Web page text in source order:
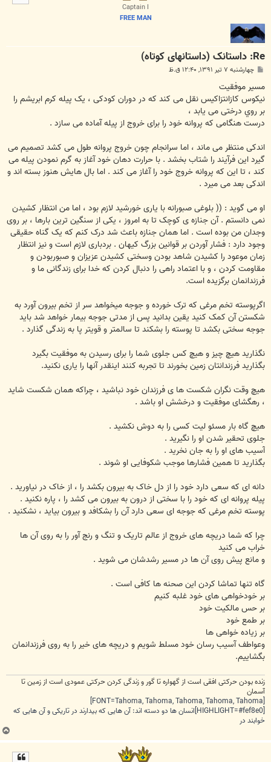
Captain I
FREE MAN
Re: داستانک (داستانهای کوتاه)
پ
ت
چهارشنبه ۷ تیر ۱۳۹۱, ۱۲:۴۰ ق.ظ
مسیر موفقیت
نیکوس کازانتزاکیس نقل می کند که در دوران کودکی ، یک پیله کرم ابریشم را
بر روي درختی می یابد ،
درست هنگامی که پروانه خود را برای خروج از پیله آماده می سازد .
اندکی منتظر می ماند ، اما سرانجام چون خروج پروانه طول می کشد تصمیم می
گیرد این فرآیند را شتاب بخشد . با حرارت دهان خود آغاز به گرم نمودن پیله می
کند ، تا این که پروانه خروج خود را آغاز می کند . اما بال هایش هنوز بسته اند و
اندکی بعد می میرد .
او می گوید : (( بلوغی صبورانه با یاری خورشید لازم بود ، اما من انتظار کشیدن
نمی دانستم . آن جنازه ی کوچک تا به امروز ، یکی از سنگین ترین بارها ، بر روی
وجدان من بوده است . اما همان جنازه باعث شد درک کنم که یک گناه حقیقی
وجود دارد : فشار آوردن بر قوانین بزرگ کیهان . بردباری لازم است و نیز انتظار
زمان موعود را کشیدن شاهد بودن وسختی کشیدن عزیزان و صبوربودن و
مقاومت کردن ، و با اعتماد راهی را دنبال کردن که خدا برای زندگانی ما و
فرزندانمان برگزیده است.
اگرپوسته تخم مرغی که ترک خورده و جوجه میخواهد سر از تخم بیرون آورد به
شکستن آن کمک کنید یقین بدانید پس از مدتی جوجه بیمار خواهد شد باید
جوجه سختی بکشد تا پوسته را بشکند تا سالمتر و قویتر پا به زندگی گذارد .
نگذارید هیچ چیز و هیچ کس جلوی شما را برای رسیدن به موفقیت بگیرد
بگذارید فرزندانتان زمین بخورند تا تجربه کنند اینقدر آنها را یاری نکنید.
هیچ وقت نگران شکست ها ی فرزندان خود نباشید ، چراکه همان شکست شاید
، رهگشای موفقیت و درخشش او باشد .
هیچ گاه بار مسئو لیت کسی را به دوش نکشید .
جلوی تحقیر شدن او را نگیرید .
آسیب های او را به جان نخرید .
بگذارید تا همین فشارها موجب شکوفایی او شوند .
دانه ای که سعی دارد خود را از دل خاک به بیرون بکشد را ، از خاک در نیاورید .
پیله پروانه ای که خود را با سختی از درون به بیرون می کشد را ، پاره نکنید .
پوسته تخم مرغی که جوجه ای سعی دارد آن را بشکافد و بیرون بیاید ، نشکنید .
چرا که شما دریچه های خروج از عالم تاریک و تنگ و رنج آور را به روی آن ها
خراب می کنید
و مانع پیش روی آن ها در مسیر رشدشان می شوید .
گاه تنها تماشا کردن این صحنه ها کافی است .
بر خودخواهی های خود غلبه کنیم
بر حس مالکیت خود
بر طمع خود
بر زیاده خواهی ها
وعواطف آسیب رسان خود مسلط شویم و دریچه های خیر را به روی فرزندانمان
بگشاییم.
زنده بودن حرکتی افقی است از گهواره تا گور و زندگی کردن حرکتی عمودی است از زمین تا
آسمان
[FONT=Tahoma, Tahoma, Tahoma, Tahoma, Tahoma]
[HIGHLIGHT=#fef8e0]انسان ها دو دسته اند: آن هایی که بیدارند در تاریکی و آن هایی که
خوابند در
ب
ا